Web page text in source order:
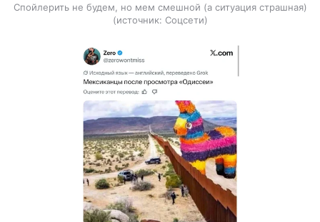
Спойлерить не будем, но мем смешной (а ситуация страшная)
источник: Соцсети